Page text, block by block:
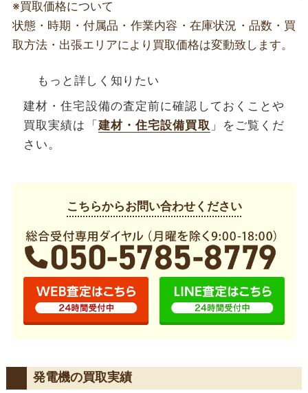
※買取価格について
状態・時期・付属品・作業内容・在庫状況・品数・買
取方法・出張エリアにより買取価格は変動致します。
もっと詳しく知りたい
建材・住宅設備の査定前に確認しておくことや
買取実績は「 建材・住宅設備買取 」をご覧くだ
さい。
こちらからお問い合わせください
発電機の買取実績